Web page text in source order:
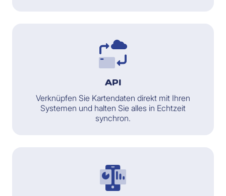
API
Verknüpfen Sie Kartendaten direkt mit Ihren
Systemen und halten Sie alles in Echtzeit
synchron.